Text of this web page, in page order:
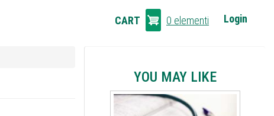
CART
Login
CART 0 elementi
YOU MAY LIKE